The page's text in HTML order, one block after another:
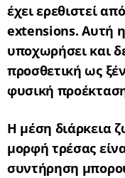
έχει ερεθιστεί
extensions. Αυτή
υποχωρήσει και
προσθετική ως
φυσική
Η μέση διάρκεια
μορφή τρέσας
συντήρηση